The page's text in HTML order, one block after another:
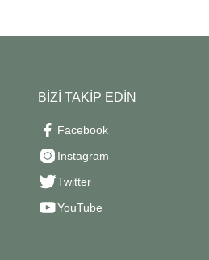
BİZİ TAKİP EDİN
Facebook
Instagram
Twitter
YouTube